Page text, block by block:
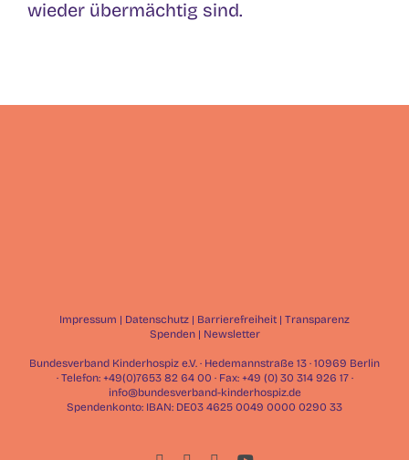
wieder übermächtig sind.
Impressum | Datenschutz | Barrierefreiheit | Transparenz
Spenden| Newsletter
Bundesverband Kinderhospiz e.V. · Hedemannstraße 13 · 10969 Berlin
· Telefon: +49(0)7653 82 64 00 · Fax: +49 (0) 30 314 926 17 ·
info@bundesverband-kinderhospiz.de
Spendenkonto: IBAN: DE03 4625 0049 0000 0290 33